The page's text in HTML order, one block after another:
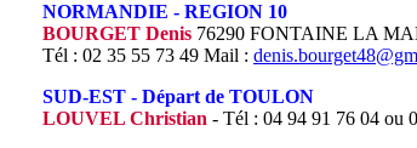
NORMANDIE - REGION 10
BOURGET Denis 76290 FONTAINE LA
Tél : 02 35 55 73 49 Mail :
SUD-EST - Départ de TOULON
LOUVEL Christian - Tél : 04 94 91 76 04 ou